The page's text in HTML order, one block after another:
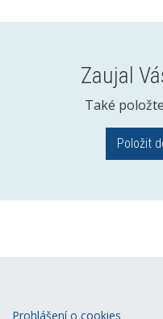
Zaujal
Také
Položit
Prohlášení o cookies